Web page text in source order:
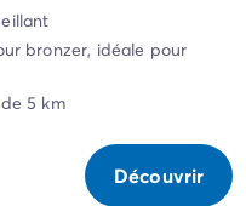
bronzer, idéale pour
5 km
Découvrir